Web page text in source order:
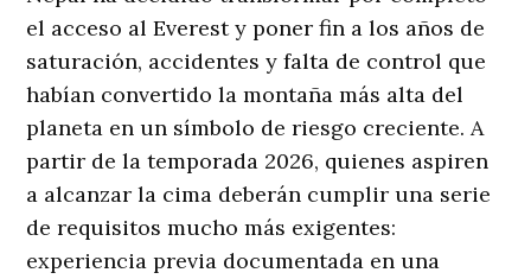
el acceso al Everest y poner fin a los años de
saturación, accidentes y falta de control que
habían convertido la montaña más alta del
planeta en un símbolo de riesgo creciente. A
partir de la temporada 2026, quienes aspiren
a alcanzar la cima deberán cumplir una serie
de requisitos mucho más exigentes:
experiencia previa documentada en una